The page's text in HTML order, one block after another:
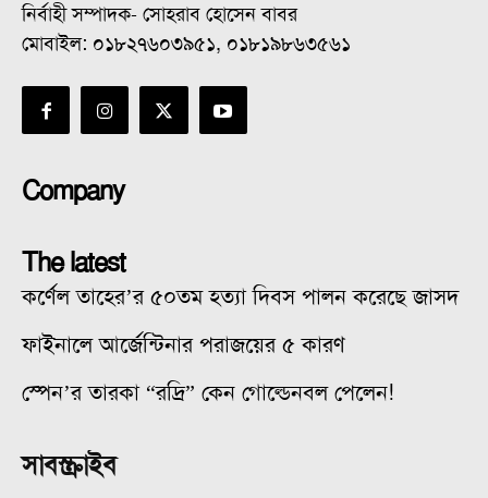
নির্বাহী সম্পাদক- সোহরাব হোসেন বাবর
মোবাইল: ০১৮২৭৬০৩৯৫১, ০১৮১৯৮৬৩৫৬১
Company
The latest
কর্ণেল তাহের’র ৫০তম হত্যা দিবস পালন করেছে জাসদ
ফাইনালে আর্জেন্টিনার পরাজয়ের ৫ কারণ
স্পেন’র তারকা “রদ্রি” কেন গোল্ডেনবল পেলেন!
সাবস্ক্রাইব